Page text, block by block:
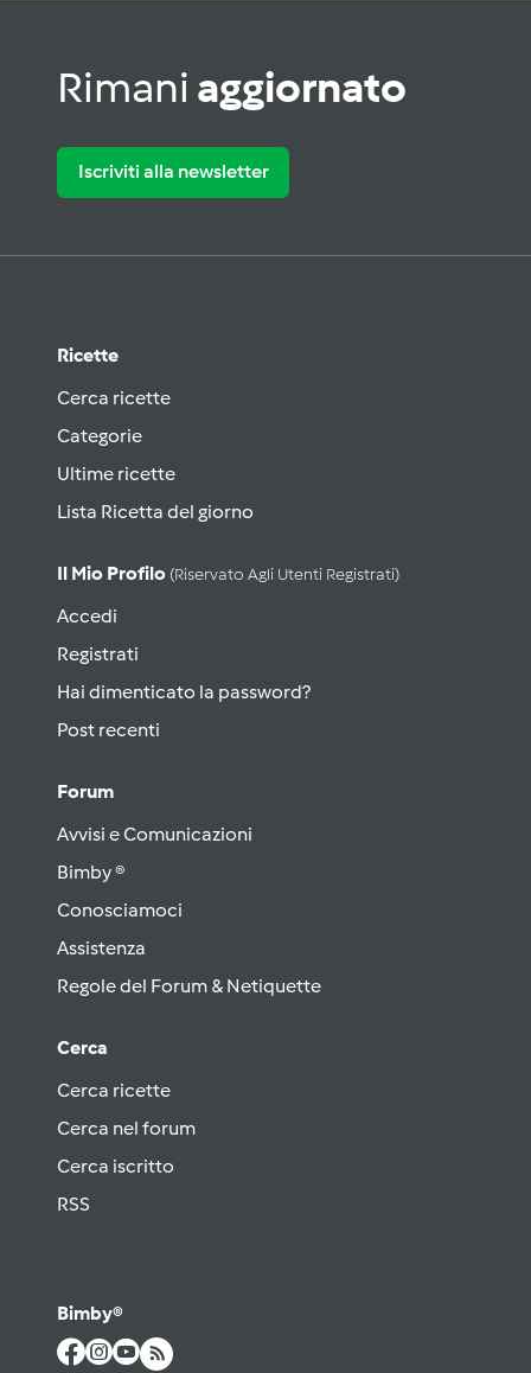
Rimani aggiornato
Iscriviti alla newsletter
Ricette
Cerca ricette
Categorie
Ultime ricette
Lista Ricetta del giorno
Il Mio Profilo (riservato Agli Utenti Registrati)
Accedi
Registrati
Hai dimenticato la password?
Post recenti
Forum
Avvisi e Comunicazioni
Bimby ®
Conosciamoci
Assistenza
Regole del Forum & Netiquette
Cerca
Cerca ricette
Cerca nel forum
Cerca iscritto
RSS
Bimby®